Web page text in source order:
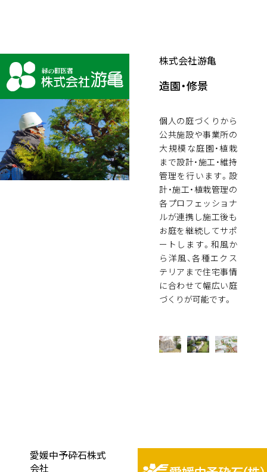
株式会社游亀
造園・修景
個人の庭づくりから
公共施設や事業所の
大規模な庭園・植栽
まで設計・施工・維持
管理を行います。設
計・施工・植栽管理の
各プロフェッショナ
ルが連携し施工後も
お庭を継続してサポ
ートします。和風か
ら洋風、各種エクス
テリアまで住宅事情
に合わせて幅広い庭
づくりが可能です。
愛媛中予砕石株式
会社